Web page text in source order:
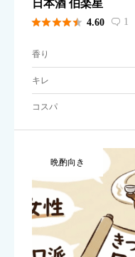
日本酒 伯楽星
 4.60  1
香り
キレ
コスパ
晩酌向き